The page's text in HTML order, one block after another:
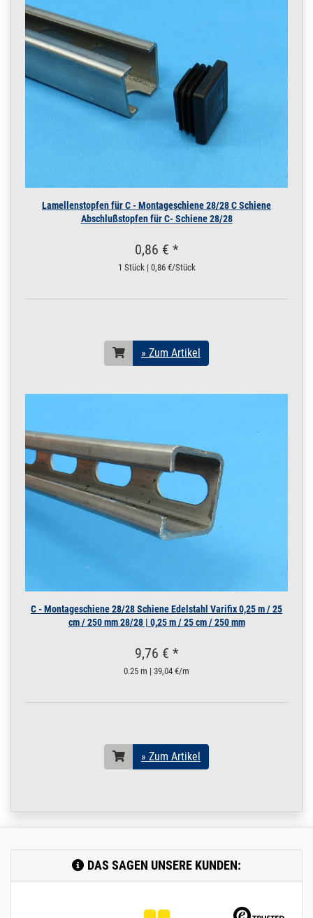
Lamellenstopfen für C - Montageschiene 28/28 C Schiene
Abschlußstopfen für C- Schiene 28/28
0,86 € *
1 Stück | 0,86 €/Stück
» Zum Artikel
C - Montageschiene 28/28 Schiene Edelstahl Varifix 0,25 m / 25
cm / 250 mm 28/28 | 0,25 m / 25 cm / 250 mm
9,76 € *
0.25 m | 39,04 €/m
» Zum Artikel
DAS SAGEN UNSERE KUNDEN: